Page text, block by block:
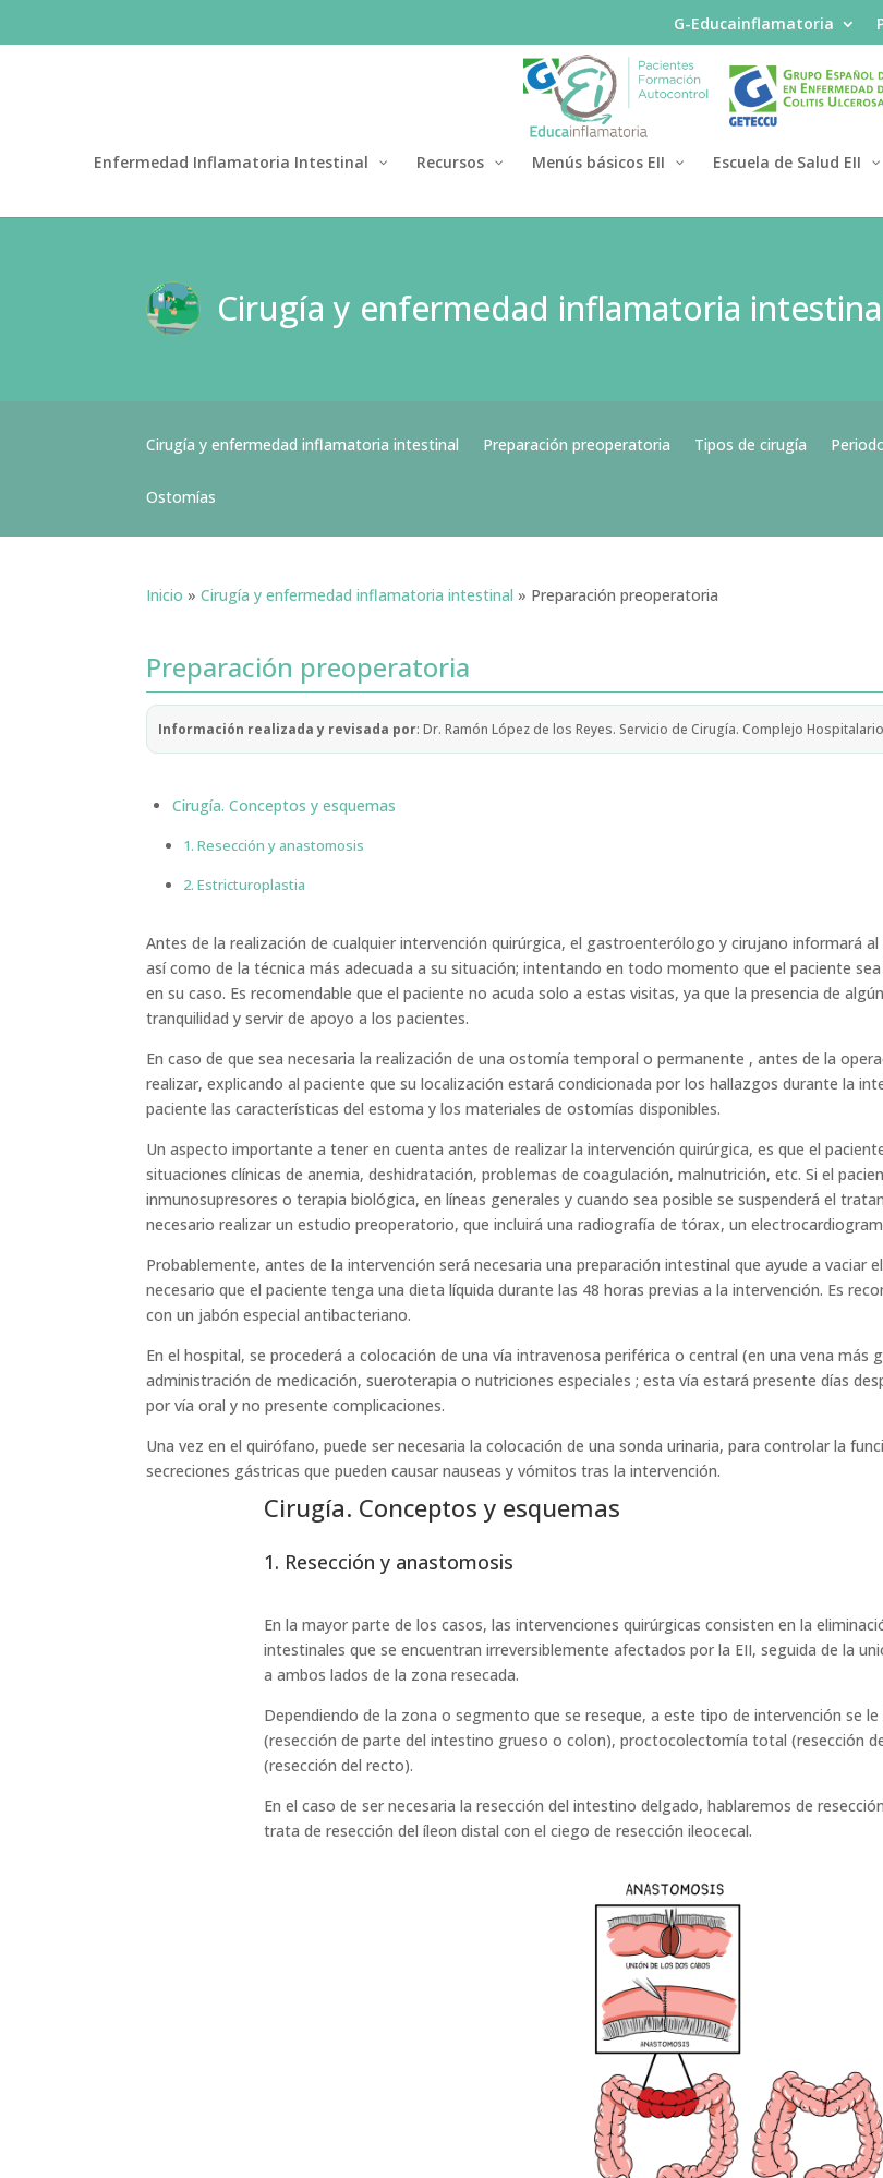
G-Educainflamatoria
Enfermedad Inflamatoria Intestinal Recursos Menús básicos EII Escuela de Salud EII
Cirugía y enfermedad inflamatoria
Cirugía y enfermedad inflamatoria intestinal Preparación preoperatoria Tipos de cirugía
Ostomías
Inicio »Cirugía y enfermedad inflamatoria intestinal » Preparación preoperatoria
Preparación preoperatoria
Información realizada y revisada por: Dr. Ramón López de los Reyes. Servicio de Cirugía. Complejo
Cirugía. Conceptos y esquemas
1. Resección y anastomosis
2. Estricturoplastia
Antes de la realización de cualquier intervención quirúrgica, el gastroenterólogo y cirujano informará
así como de la técnica más adecuada a su situación; intentando en todo momento que el paciente
en su caso. Es recomendable que el paciente no acuda solo a estas visitas, ya que la presencia de
tranquilidad y servir de apoyo a los pacientes.
En caso de que sea necesaria la realización de una ostomía temporal o permanente , antes de la
realizar, explicando al paciente que su localización estará condicionada por los hallazgos durante la
paciente las características del estoma y los materiales de ostomías disponibles.
Un aspecto importante a tener en cuenta antes de realizar la intervención quirúrgica, es que el
situaciones clínicas de anemia, deshidratación, problemas de coagulación, malnutrición, etc. Si el
inmunosupresores o terapia biológica, en líneas generales y cuando sea posible se suspenderá el
necesario realizar un estudio preoperatorio, que incluirá una radiografía de tórax, un
Probablemente, antes de la intervención será necesaria una preparación intestinal que ayude a vaciar
necesario que el paciente tenga una dieta líquida durante las 48 horas previas a la intervención. Es
con un jabón especial antibacteriano.
En el hospital, se procederá a colocación de una vía intravenosa periférica o central (en una vena más
administración de medicación, sueroterapia o nutriciones especiales ; esta vía estará presente días
por vía oral y no presente complicaciones.
Una vez en el quirófano, puede ser necesaria la colocación de una sonda urinaria, para controlar la
secreciones gástricas que pueden causar nauseas y vómitos tras la intervención.
Cirugía. Conceptos y esquemas
1. Resección y anastomosis
En la mayor parte de los casos, las intervenciones quirúrgicas consisten en la
intestinales que se encuentran irreversiblemente afectados por la EII, seguida de la
a ambos lados de la zona resecada.
Dependiendo de la zona o segmento que se reseque, a este tipo de intervención se
(resección de parte del intestino grueso o colon), proctocolectomía total (resección
(resección del recto).
En el caso de ser necesaria la resección del intestino delgado, hablaremos de
trata de resección del íleon distal con el ciego de resección ileocecal.